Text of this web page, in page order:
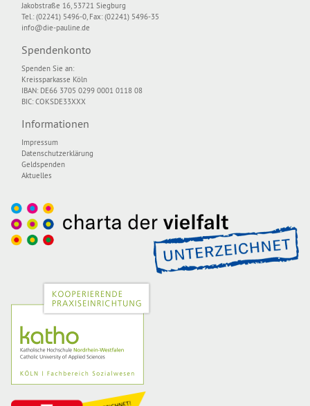
Jakobstraße 16, 53721 Siegburg
Tel.: (02241) 5496-0, Fax: (02241) 5496-35
info@die-pauline.de
Spendenkonto
Spenden Sie an:
Kreissparkasse Köln
IBAN: DE66 3705 0299 0001 0118 08
BIC: COKSDE33XXX
Informationen
Impressum
Datenschutzerklärung
Geldspenden
Aktuelles